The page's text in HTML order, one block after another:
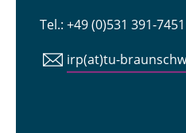
Tel.: +49 (0)531 391-7451
irp(at)tu-